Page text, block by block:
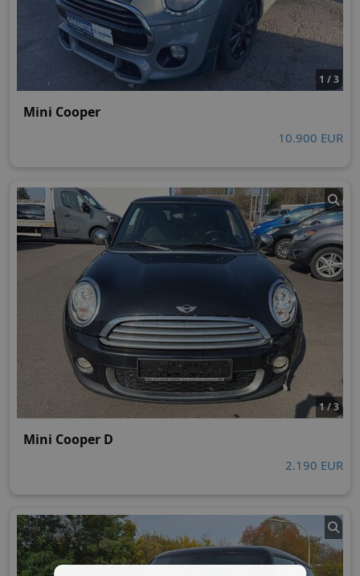
1 / 3
Mini Cooper
10.900 EUR
1 / 3
Mini Cooper D
2.190 EUR